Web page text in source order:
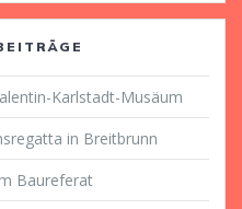
Karlstadt-Musäum
in Breitbrunn
Baureferat